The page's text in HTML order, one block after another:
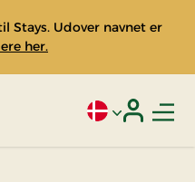
Stays. Udover navnet er
her.
Aktivt sprog: